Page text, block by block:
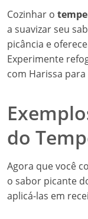
Cozinhar o
a suavizar seu
picância e
Experimente
com Harissa
do
Agora que você
o sabor picante
aplicá-las em